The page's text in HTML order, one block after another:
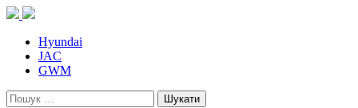
Skip
contentHyundai
JAC
GWM
Пошук: